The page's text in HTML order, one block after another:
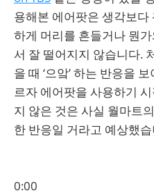
용해본 에어팟은 생각보다
하게 머리를 흔들거나 뭔
서 잘 떨어지지 않습니다.
을 때 ‘으앜’ 하는 반응을
르자 에어팟을 사용하기
지 않은 것은 사실 월마트
한 반응일 거라고 예상했
0:00